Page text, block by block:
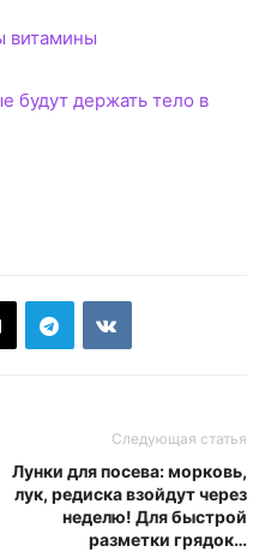
витамины
будут держать тело в
Следующая статья
Лунки для посева: морковь,
лук, редиска взойдут через
неделю! Для быстрой
разметки грядок…